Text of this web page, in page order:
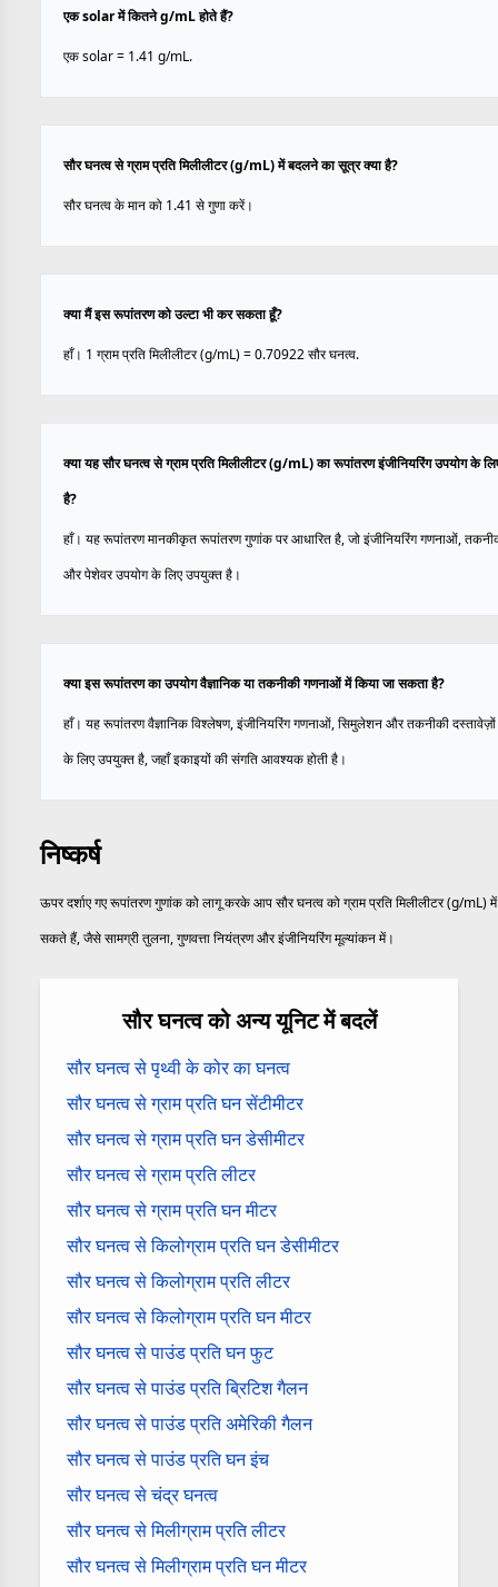
एक solar में कितने g/mL होते हैं?
एक solar = 1.41 g/mL.
सौर घनत्व से ग्राम प्रति मिलीलीटर (g/mL) में बदलने का सूत्र क्या है?
सौर घनत्व के मान को 1.41 से गुणा करें।
क्या मैं इस रूपांतरण को उल्टा भी कर सकता हूँ?
हाँ। 1 ग्राम प्रति मिलीलीटर (g/mL) = 0.70922 सौर घनत्व.
क्या यह सौर घनत्व से ग्राम प्रति मिलीलीटर (g/mL) का रूपांतरण इंजीनियरिंग उपयोग के
है?
हाँ। यह रूपांतरण मानकीकृत रूपांतरण गुणांक पर आधारित है, जो इंजीनियरिंग गणनाओं,
और पेशेवर उपयोग के लिए उपयुक्त है।
क्या इस रूपांतरण का उपयोग वैज्ञानिक या तकनीकी गणनाओं में किया जा सकता है?
हाँ। यह रूपांतरण वैज्ञानिक विश्लेषण, इंजीनियरिंग गणनाओं, सिमुलेशन और तकनीकी
के लिए उपयुक्त है, जहाँ इकाइयों की संगति आवश्यक होती है।
निष्कर्ष
ऊपर दर्शाए गए रूपांतरण गुणांक को लागू करके आप सौर घनत्व को ग्राम प्रति मिलीलीटर (g/mL) में
सकते हैं, जैसे सामग्री तुलना, गुणवत्ता नियंत्रण और इंजीनियरिंग मूल्यांकन में।
सौर घनत्व को अन्य यूनिट में बदलें
सौर घनत्व से पृथ्वी के कोर का घनत्व
सौर घनत्व से ग्राम प्रति घन सेंटीमीटर
सौर घनत्व से ग्राम प्रति घन डेसीमीटर
सौर घनत्व से ग्राम प्रति लीटर
सौर घनत्व से ग्राम प्रति घन मीटर
सौर घनत्व से किलोग्राम प्रति घन डेसीमीटर
सौर घनत्व से किलोग्राम प्रति लीटर
सौर घनत्व से किलोग्राम प्रति घन मीटर
सौर घनत्व से पाउंड प्रति घन फुट
सौर घनत्व से पाउंड प्रति ब्रिटिश गैलन
सौर घनत्व से पाउंड प्रति अमेरिकी गैलन
सौर घनत्व से पाउंड प्रति घन इंच
सौर घनत्व से चंद्र घनत्व
सौर घनत्व से मिलीग्राम प्रति लीटर
सौर घनत्व से मिलीग्राम प्रति घन मीटर